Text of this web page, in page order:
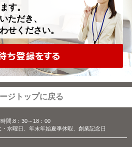
す。
ただき、
せください。
ジトップに戻る
間:8：30～18：00
水曜日、年末年始夏季休暇、創業記念日